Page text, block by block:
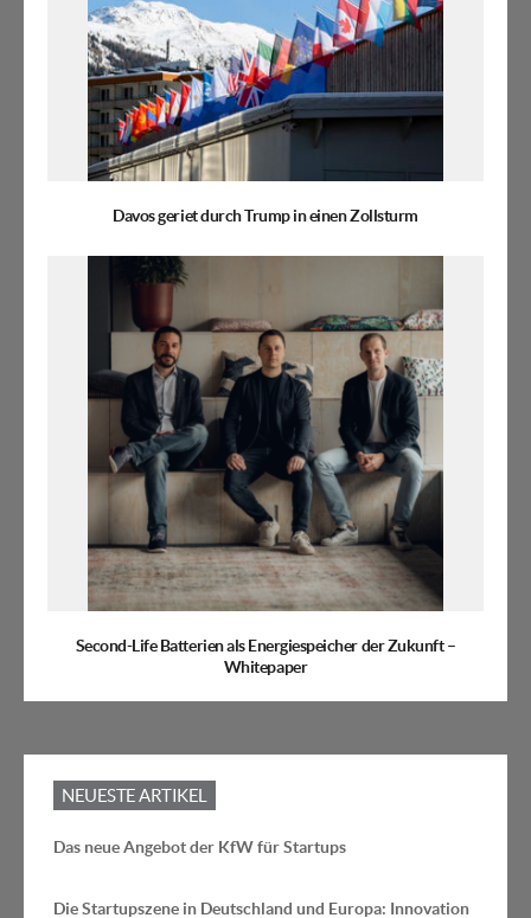
Davos geriet durch Trump in einen Zollsturm
Second-Life Batterien als Energiespeicher der Zukunft –
Whitepaper
NEUESTE ARTIKEL
Das neue Angebot der KfW für Startups
Die Startupszene in Deutschland und Europa: Innovation